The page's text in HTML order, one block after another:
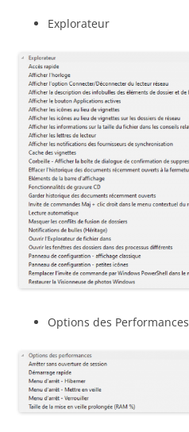
Explorateur
Options des Performances